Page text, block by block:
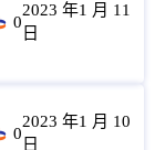
0
2023 年1 月 11
日
0
2023 年1 月 10
日